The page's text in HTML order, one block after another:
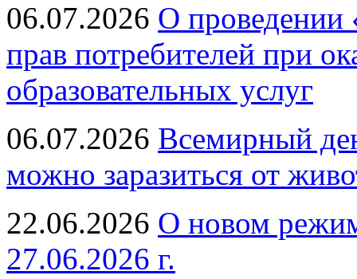
06.07.2026 О проведении
прав потребителей при
образовательных услуг
06.07.2026 Всемирный
можно заразиться от
22.06.2026 О новом
27.06.2026 г.